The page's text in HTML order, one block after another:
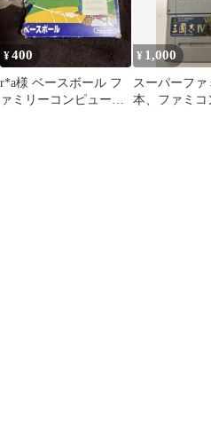
¥400
r*a様 ベースボール フ
ァミリーコンピュータ
¥ 1,000
スーパーファ
本、ファミコ